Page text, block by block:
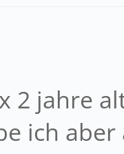
2 jahre
ich